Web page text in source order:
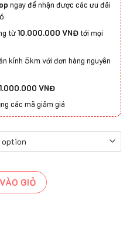
ngay để nhận được các ưu đãi
từ10.000.000 VNĐtới mọi
kính 5km với đơn hàng nguyên
1.000.000 VNĐ
các mã giảm giá
GIỎ